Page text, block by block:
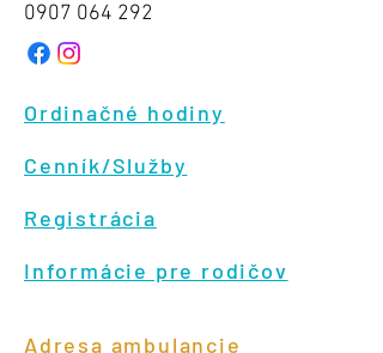
0907 064 292
Ordinačné hodiny
Cenník/Služby
Registrácia
Informácie pre rodičov
Adresa ambulancie